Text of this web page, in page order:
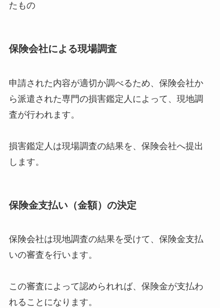
たもの
保険会社による現場調査
申請された内容が適切か調べるため、保険会社か
ら派遣された専門の損害鑑定人によって、現地調
査が行われます。
損害鑑定人は現場調査の結果を、保険会社へ提出
します。
保険金支払い（金額）の決定
保険会社は現地調査の結果を受けて、保険金支払
いの審査を行います。
この審査によって認められれば、保険金が支払わ
れることになります。